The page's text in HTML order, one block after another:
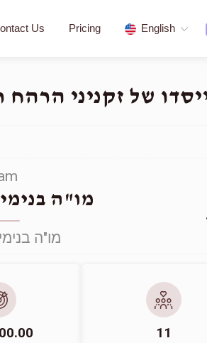
Us Pricing English
של זקניני הרהח
מו"ה
מו"ה
11